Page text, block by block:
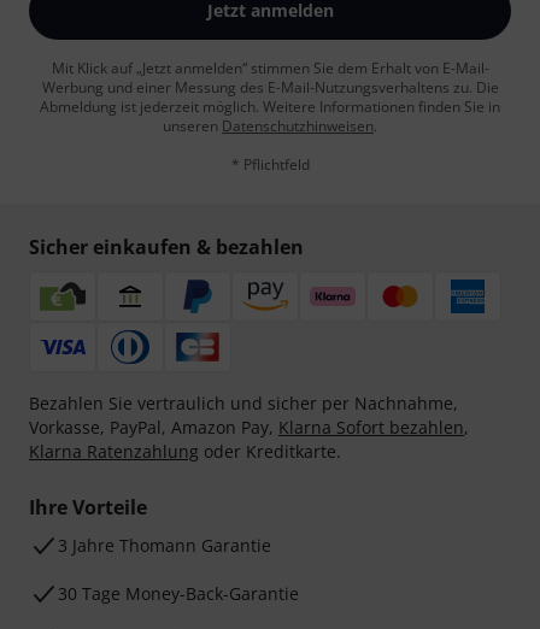
Jetzt anmelden
Mit Klick auf „Jetzt anmelden“ stimmen Sie dem Erhalt von E-Mail-
Werbung und einer Messung des E-Mail-Nutzungsverhaltens zu. Die
Abmeldung ist jederzeit möglich. Weitere Informationen finden Sie in
unseren Datenschutzhinweisen.
* Pflichtfeld
Sicher einkaufen & bezahlen
Bezahlen Sie vertraulich und sicher per Nachnahme,
Vorkasse, PayPal, Amazon Pay, Klarna Sofort bezahlen,
Klarna Ratenzahlung oder Kreditkarte.
Ihre Vorteile
3 Jahre Thomann Garantie
30 Tage Money-Back-Garantie